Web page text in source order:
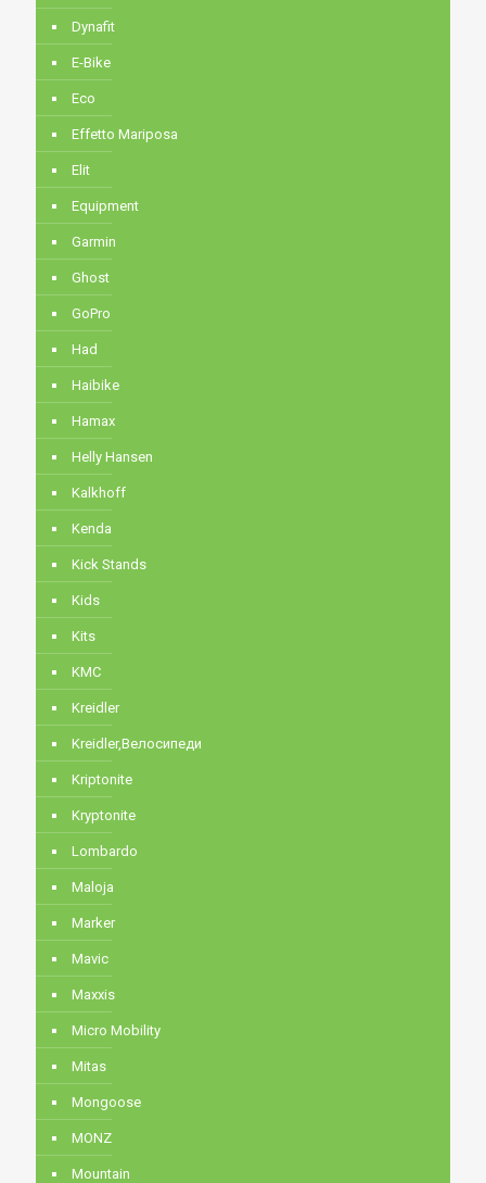
Dynafit
E-Bike
Eco
Effetto Mariposa
Elit
Equipment
Garmin
Ghost
GoPro
Had
Haibike
Hamax
Helly Hansen
Kalkhoff
Kenda
Kick Stands
Kids
Kits
KMC
Kreidler
Kreidler,Велосипеди
Kriptonite
Kryptonite
Lombardo
Maloja
Marker
Mavic
Maxxis
Micro Mobility
Mitas
Mongoose
MONZ
Mountain